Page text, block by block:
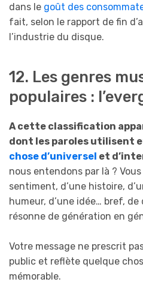
dans le goût des
fait, selon le rapport de fin
l’industrie du disque.
12. Les genres
populaires :
A cette classification
dont les paroles utilisent
chose d’universel et
nous entendons par là ?
sentiment, d’une histoire,
humeur, d’une idée… bref,
résonne de génération en
Votre message ne prescrit
public et reflète quelque
mémorable.